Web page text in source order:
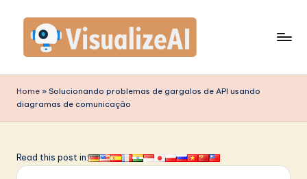
content
is
u
li
Home » Solucionando problemas de gargalos de API usando
diagramas de comunicação
Read this post in: